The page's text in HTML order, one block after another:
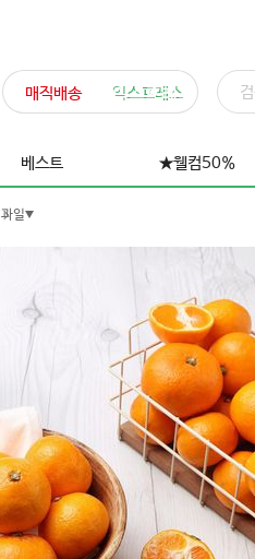
매직배송 익스프레스
베스트 ★웰컴50%
과일